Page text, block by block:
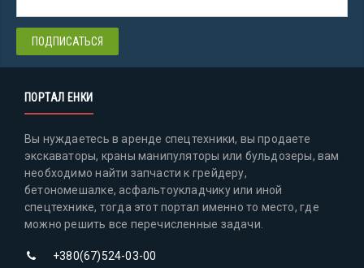
ПОРТАЛ ЕНКИ
Вы нуждаетесь в аренде спецтехники, вы продаете
экскаваторы, краны манипуляторы или бульдозеры, вам
необходимо найти запчасти к грейдеру,
бетономешалке, асфальтоукладчику или иной
спецтехнике, тогда этот портал именно то место, где
можно решить все перечисленные задачи.
+380(67)524-03-00